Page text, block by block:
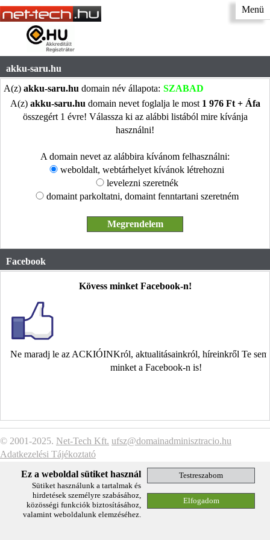
Menü
akku-saru.hu
A(z) akku-saru.hu domain név állapota: SZABAD
A(z) akku-saru.hu domain nevet foglalja le most 1 976 Ft + Áfa
összegért 1 évre! Válassza ki az alábbi listából mire kívánja
használni!
A domain nevet az alábbira kívánom felhasználni:
weboldalt, webtárhelyet kívánok létrehozni
levelezni szeretnék
domaint parkoltatni, domaint fenntartani szeretném
Facebook
Kövess minket Facebook-n!
Ne maradj le az ACKIÓINKról, aktualitásainkról, híreinkről Te
minket a Facebook-n is!
© 2001-2025. Net-Tech Kft. ufsz@domainadminisztracio.hu
Adatkezelési Tájékoztató
Ez a weboldal sütiket használ
Sütiket használunk a tartalmak és
hirdetések személyre szabásához,
közösségi funkciók biztosításához,
valamint weboldalunk elemzéséhez.